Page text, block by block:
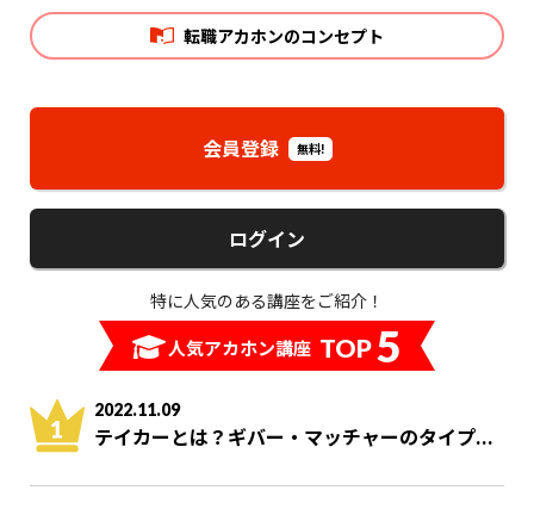
転職アカホンのコンセプト
会員登録 無料!
ログイン
特に人気のある講座をご紹介！
人気アカホン講座 TOP5
2022.11.09
テイカーとは？ギバー・マッチャーのタイプ...